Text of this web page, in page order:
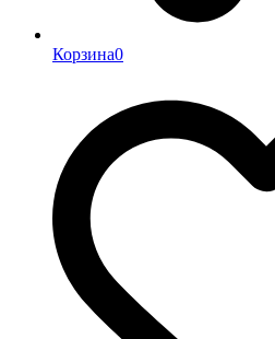
Корзина0